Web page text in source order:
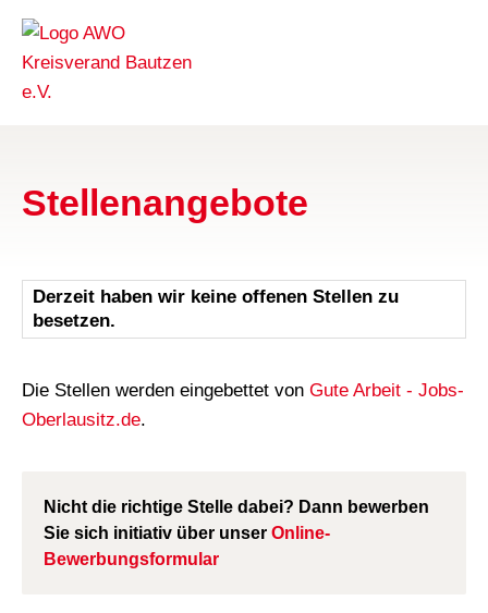
Stellenangebote
Derzeit haben wir keine offenen Stellen zu
besetzen.
Die Stellen werden eingebettet von Gute Arbeit - Jobs-
Oberlausitz.de.
Nicht die richtige Stelle dabei? Dann bewerben
Sie sich initiativ über unser Online-
Bewerbungsformular